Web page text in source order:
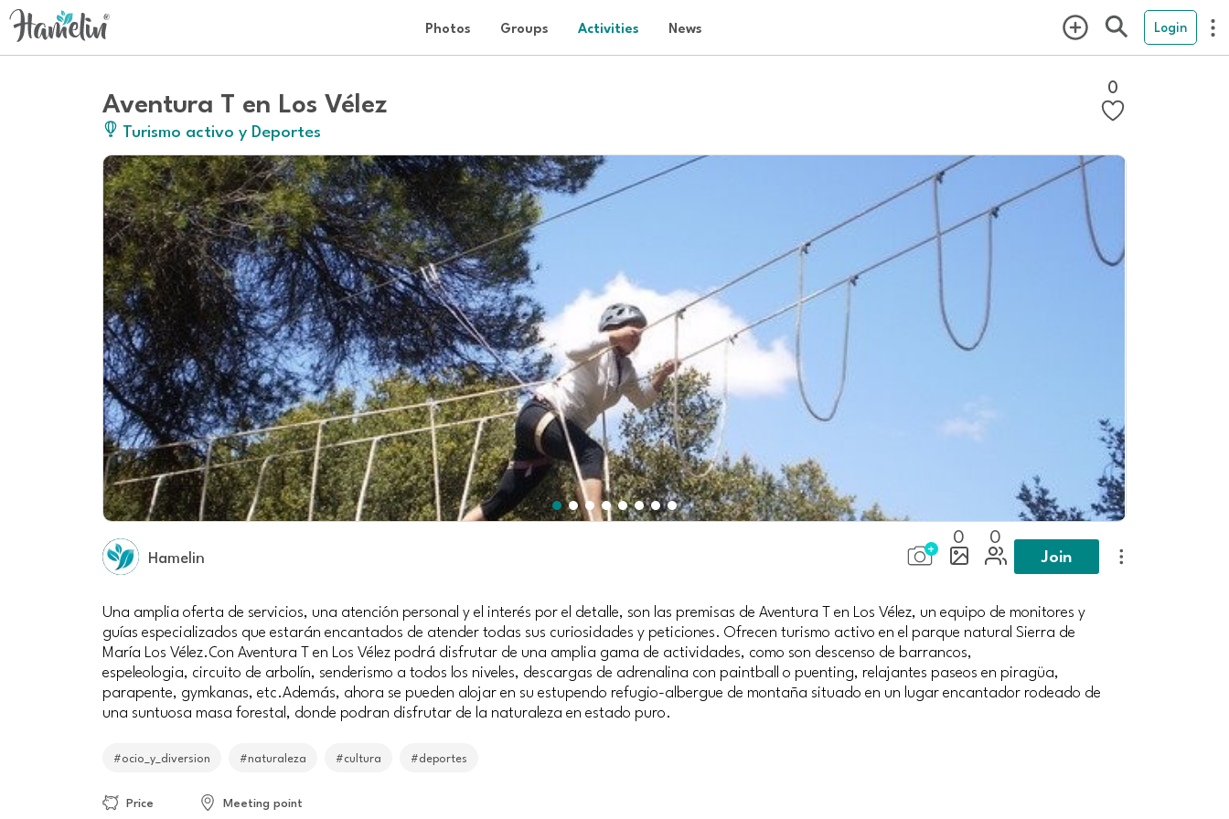
Photos Groups Activities News Login
Aventura T en Los Vélez
Turismo activo y Deportes
0
Hamelin
0 0
Join
Una amplia oferta de servicios, una atención personal y el interés por el detalle, son las premisas de Aventura T en Los Vélez, un equipo de monitores y
guías especializados que estarán encantados de atender todas sus curiosidades y peticiones. Ofrecen turismo activo en el parque natural Sierra de
María Los Vélez.Con Aventura T en Los Vélez podrá disfrutar de una amplia gama de actividades, como son descenso de barrancos,
espeleologia, circuito de arbolín, senderismo a todos los niveles, descargas de adrenalina con paintball o puenting, relajantes paseos en piragüa,
parapente, gymkanas, etc.Además, ahora se pueden alojar en su estupendo refugio-albergue de montaña situado en un lugar encantador rodeado de
una suntuosa masa forestal, donde podran disfrutar de la naturaleza en estado puro.
#ocio_y_diversion #naturaleza #cultura #deportes
Price Meeting point